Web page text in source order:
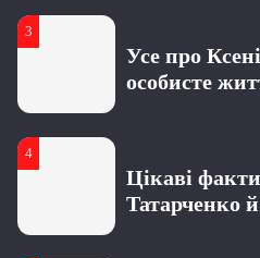
3
Креативні
отримання
4
51 роза –
повод для
3
Усе про
особисте
4
Цікаві факти
Татарченко